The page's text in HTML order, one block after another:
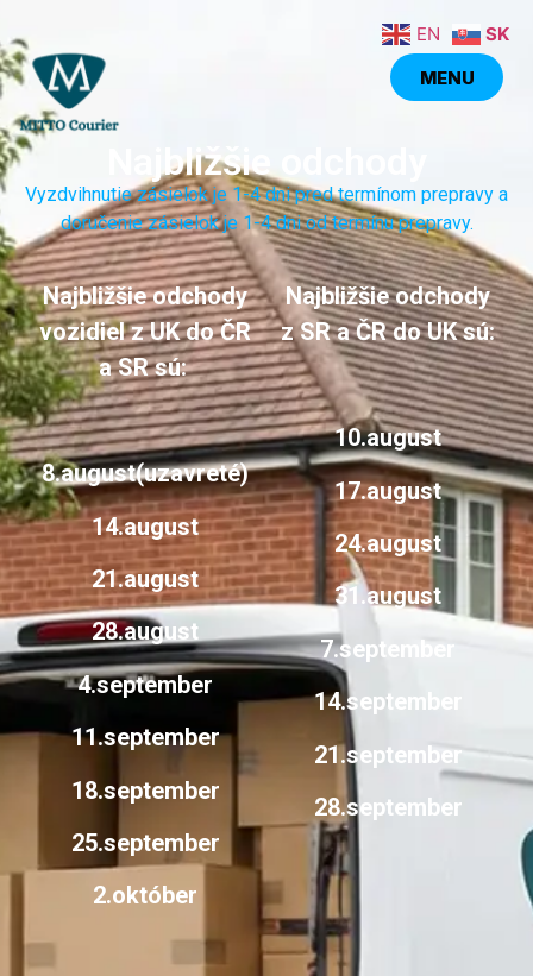
MENU
Najbližšie odchody
Vyzdvihnutie zásielok je 1-4 dni pred termínom prepravy a
doručenie zásielok je 1-4 dni od termínu prepravy.
Najbližšie odchody
vozidiel z UK do ČR
a SR sú:
8.august(uzavreté)
14.august
21.august
28.august
4.september
11.september
18.september
25.september
2.október
Najbližšie odchody
z SR a ČR do UK sú:
10.august
17.august
24.august
31.august
7.september
14.september
21.september
28.september
EN SK